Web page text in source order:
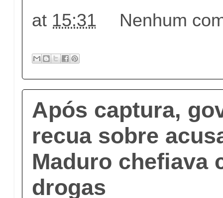
at 15:31 Nenhum
Após captura,
recua sobre
Maduro chefiava
drogas